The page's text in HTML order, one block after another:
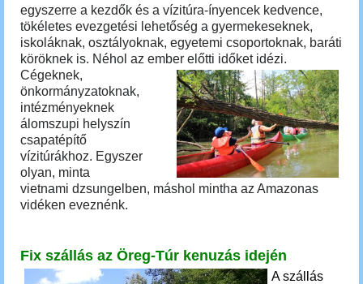
egyszerre a kezdők és a vízitúra-ínyencek kedvence,
tökéletes evezgetési lehetőség a gyermekeseknek,
iskoláknak, osztályoknak, egyetemi csoportoknak, baráti
köröknek is. Néhol az ember előtti időket idézi.
Cégeknek,
önkormányzatoknak,
intézményeknek
álomszupi helyszín
csapatépítő
vízitúrákhoz. Egyszer
olyan, minta
vietnami dzsungelben, máshol mintha az Amazonas
vidéken eveznénk.
Fix szállás az Öreg-Túr kenuzás idején
A szállás